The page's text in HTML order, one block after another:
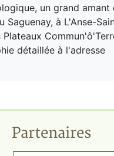
un grand amant
à L'Anse-
détaillée à l'adresse
Partenaires